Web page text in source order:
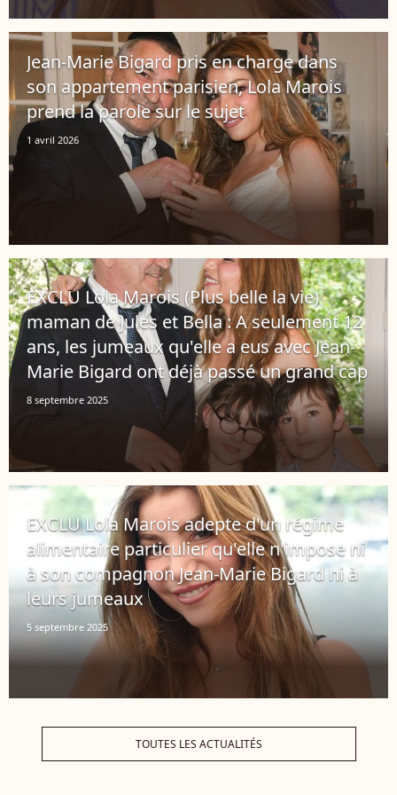
Jean-Marie Bigard pris en charge dans
son appartement parisien, Lola Marois
prend la parole sur le sujet
1 avril 2026
EXCLU Lola Marois (Plus belle la vie)
maman de Jules et Bella : A seulement 12
ans, les jumeaux qu'elle a eus avec Jean-
Marie Bigard ont déjà passé un grand cap
8 septembre 2025
EXCLU Lola Marois adepte d'un régime
alimentaire particulier qu'elle n'impose ni
à son compagnon Jean-Marie Bigard ni à
leurs jumeaux
5 septembre 2025
TOUTES LES ACTUALITÉS